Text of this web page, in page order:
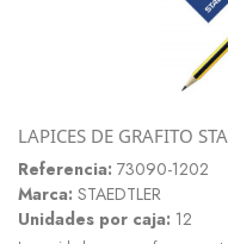
LAPICES DE GRAFITO
Referencia: 73090-1202
Marca: STAEDTLER
Unidades por caja: 12